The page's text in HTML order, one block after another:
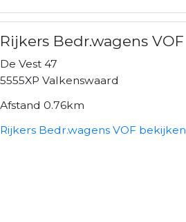
Rijkers Bedr.wagens VOF
De Vest 47
5555XP Valkenswaard
Afstand 0.76km
Rijkers Bedr.wagens VOF bekijken